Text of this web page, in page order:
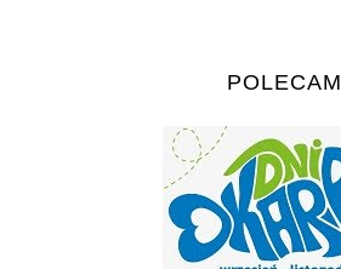
POLECAM